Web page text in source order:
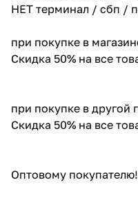
НЕТ терминал / сбп /
при покупке в
Скидка 50% на все
при покупке в другой
Скидка 50% на все
Оптовому покупателю!